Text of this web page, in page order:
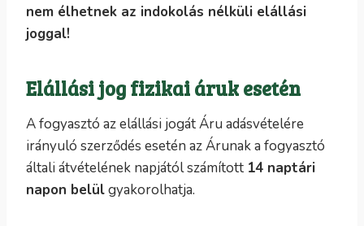
nem élhetnek az indokolás nélküli elállási
joggal!
Elállási jog fizikai áruk esetén
A fogyasztó az elállási jogát Áru adásvételére
irányuló szerződés esetén az Árunak a fogyasztó
általi átvételének napjától számított 14 naptári
napon belülgyakorolhatja.